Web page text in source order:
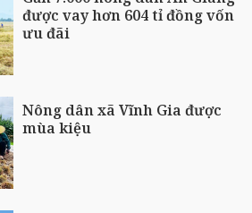
được vay hơn 604 tỉ đồng vốn
ưu đãi
Nông dân xã Vĩnh Gia được
mùa kiệu